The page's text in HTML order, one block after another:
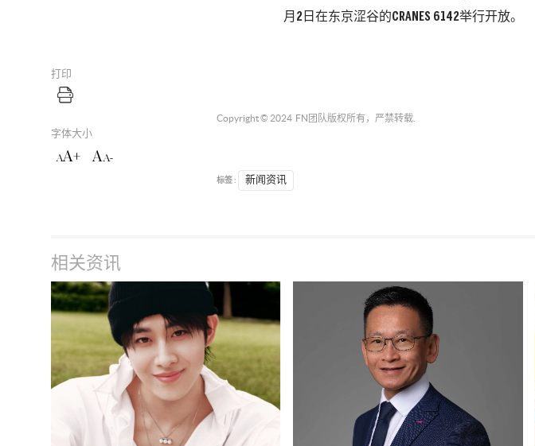
打印
字体大小
AA+ AA-
月2日在东京涩谷的CRANES 6142举行开放。
Copyright © 2024 FN团队 版权所有，严禁转载.
标签 : 新闻资讯
相关资讯